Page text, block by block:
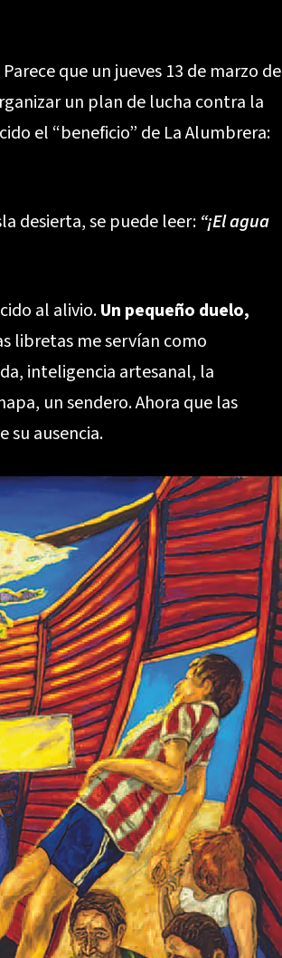
que un jueves 13 de marzo de
un plan de lucha contra la
el “beneficio” de La Alumbrera:
desierta, se puede leer: “¡El agua
al alivio.Un pequeño duelo,
libretas me servían como
inteligencia artesanal, la
un sendero. Ahora que las
su ausencia.